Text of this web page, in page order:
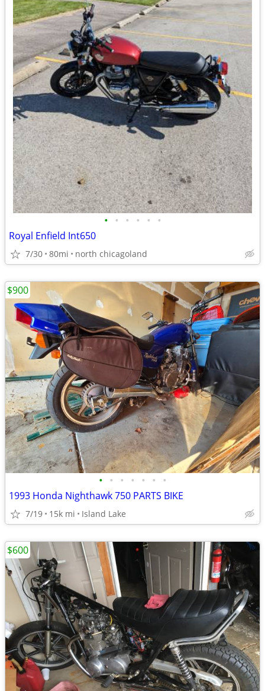
• • • • • •
Royal Enfield Int650
7/30 80mi north chicagoland
• • • • • • •
1993 Honda Nighthawk 750 PARTS BIKE
7/19 15k mi Island Lake
$900
$600